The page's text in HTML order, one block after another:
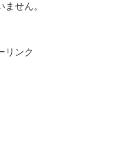
せん。
リンク